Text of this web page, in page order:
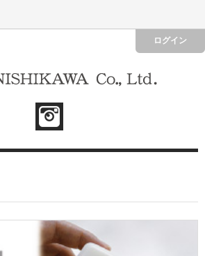
ログイン